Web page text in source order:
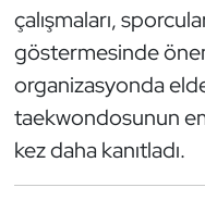
çalışmaları,
göstermesinde
organizasyonda
taekwondosunun
kez daha kanıtladı.